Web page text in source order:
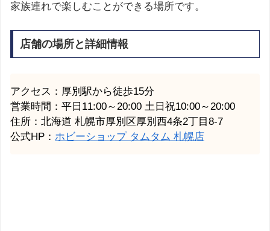
家族連れで楽しむことができる場所です。
店舗の場所と詳細情報
アクセス：厚別駅から徒歩15分
営業時間：平日11:00～20:00 土日祝10:00～20:00
住所：北海道 札幌市厚別区厚別西4条2丁目8-7
公式HP： ホビーショップ タムタム 札幌店